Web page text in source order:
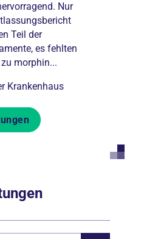
Nur
Teil der
es fehlten
morphin...
Krankenhaus